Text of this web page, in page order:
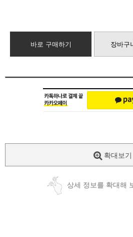
바로 구매하기 장바구
확대보기
상세 정보를 확대해